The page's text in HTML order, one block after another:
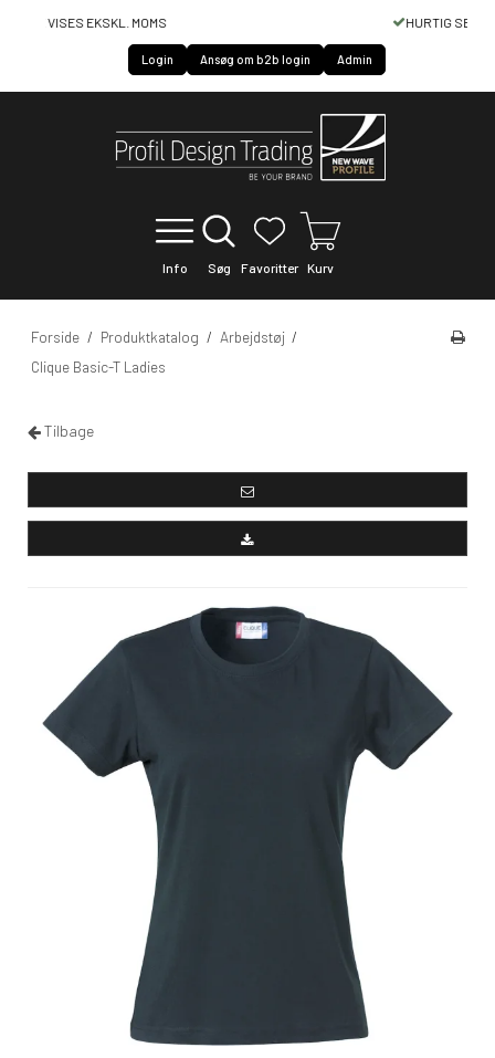
Login Ansøg om b2b login Admin
Info Søg Favoritter Kurv
Forside / Produktkatalog / Arbejdstøj /
Clique Basic-T Ladies
Tilbage